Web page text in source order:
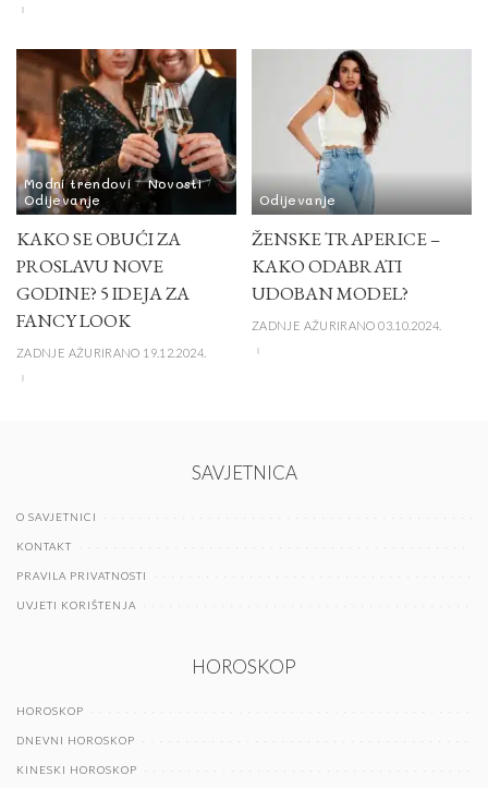
Modni trendovi
Novosti
Odijevanje
KAKO SE OBUĆI ZA
PROSLAVU NOVE
GODINE? 5 IDEJA ZA
FANCY LOOK
ZADNJE AŽURIRANO 19.12.2024.
Odijevanje
ŽENSKE TRAPERICE –
KAKO ODABRATI
UDOBAN MODEL?
ZADNJE AŽURIRANO 03.10.2024.
SAVJETNICA
O SAVJETNICI
KONTAKT
PRAVILA PRIVATNOSTI
UVJETI KORIŠTENJA
HOROSKOP
HOROSKOP
DNEVNI HOROSKOP
KINESKI HOROSKOP